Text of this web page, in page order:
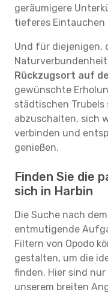
geräumigere
tieferes Eintauchen
Und für diejenigen,
Rückzugsort auf
gewünschte
städtischen Trubels
abzuschalten, sich
verbinden und
genießen.
Finden Sie die
sich in Harbin
Die Suche nach
entmutigende
Filtern von Opodo
gestalten, um die
finden. Hier sind
unserem breiten